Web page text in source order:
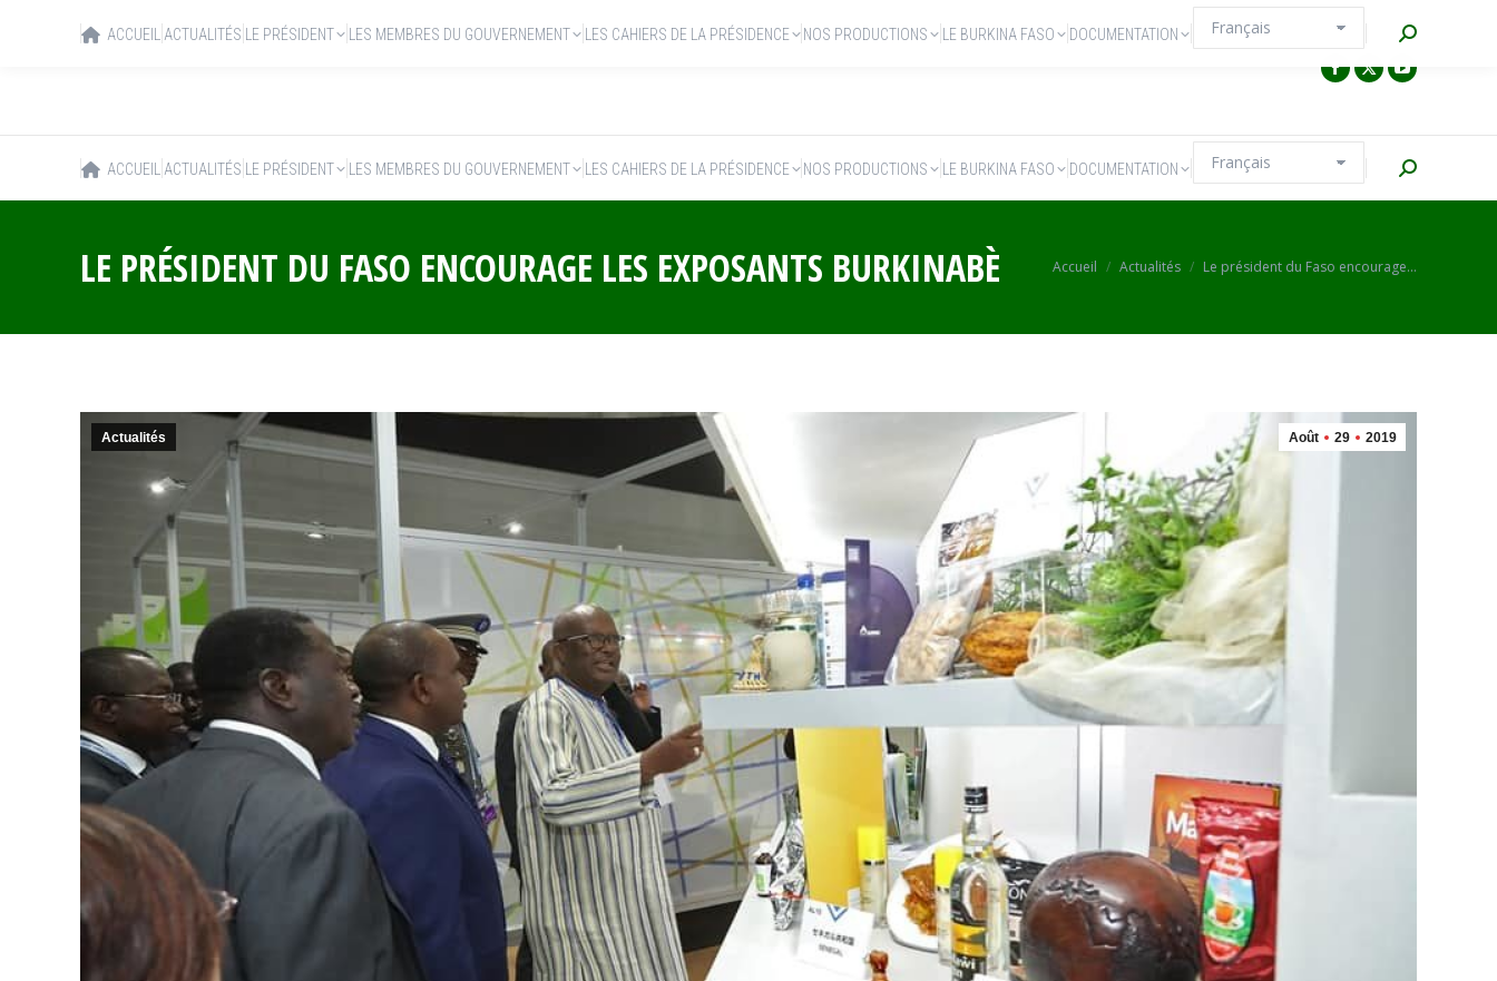
ACCUEIL ACTUALITÉS LE PRÉSIDENT LES MEMBRES DU GOUVERNEMENT LES CAHIERS DE LA PRÉSIDENCE NOS PRODUCTIONS LE BURKINA FASO DOCUMENTATION Recherche
LE PRÉSIDENT DU FASO ENCOURAGE LES EXPOSANTS BURKINABÈ Vous êtes ici :
Accueil Actualités Le président du Faso encourage…
Août 29 2019
Actualités
ACCUEIL ACTUALITÉS LE PRÉSIDENT LES MEMBRES DU GOUVERNEMENT LES CAHIERS DE LA PRÉSIDENCE NOS PRODUCTIONS LE BURKINA FASO DOCUMENTATION Recherche